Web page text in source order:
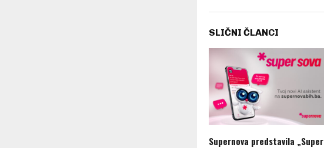
SLIČNI ČLANCI
Supernova predstavila „Super